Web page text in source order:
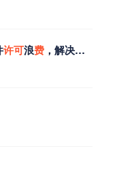
许可浪费 ，解决团队争抢